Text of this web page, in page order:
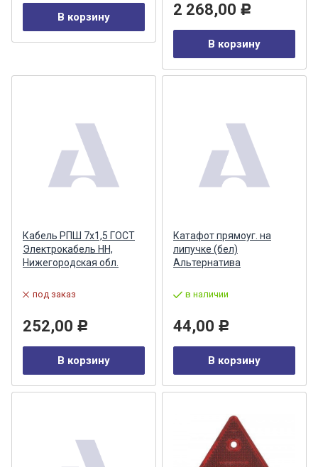
В корзину 2 268,00 Р
В корзину
Кабель РПШ 7х1,5 ГОСТ
Электрокабель НН,
Нижегородская обл.
под заказ
252,00 Р
В корзину
Катафот прямоуг. на
липучке (бел)
Альтернатива
в наличии
44,00 Р
В корзину